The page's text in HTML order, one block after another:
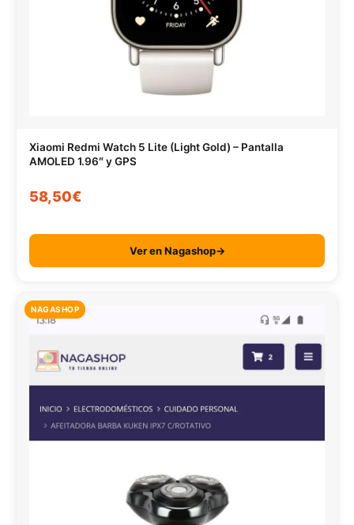
Xiaomi Redmi Watch 5 Lite (Light Gold) – Pantalla
AMOLED 1.96″ y GPS
58,50€
Ver en Nagashop→
NAGASHOP